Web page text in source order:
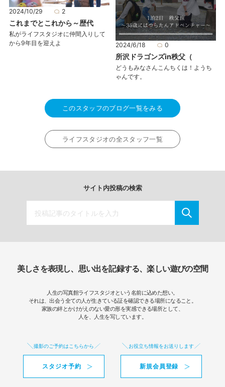
2024/10/29 2
これまでとこれから～歴代
私がライフスタジオに仲間入りして
から9年目を迎えよ
2024/6/18 0
所沢ドラゴンズin秩父（
どうもみなさんこんちくは！ようち
ゃんです。
このスタッフのブログ一覧をみる
ライフスタジオの全スタッフ一覧
サイト内投稿の検索
美しさを表現し、思い出を記録する、楽しい遊びの空間
人生の写真館ライフスタジオという名前に込めた想い。
それは、出会う全ての人が生きている証を確認できる場所になること。
家族の絆とかけがえのない愛の形を実感できる場所として、
人を、人生を写しています。
撮影のご予約はこちらから
スタジオ予約
お役立ち情報をお送りします
新規会員登録